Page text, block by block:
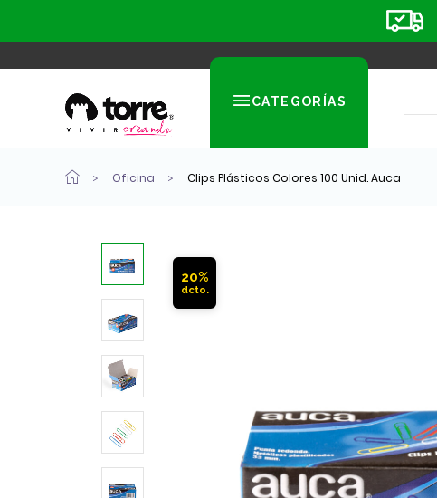
CATEGORÍAS
Oficina Clips Plásticos Colores 100 Unid. Auca
20%